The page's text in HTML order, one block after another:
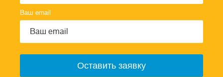
Ваш email